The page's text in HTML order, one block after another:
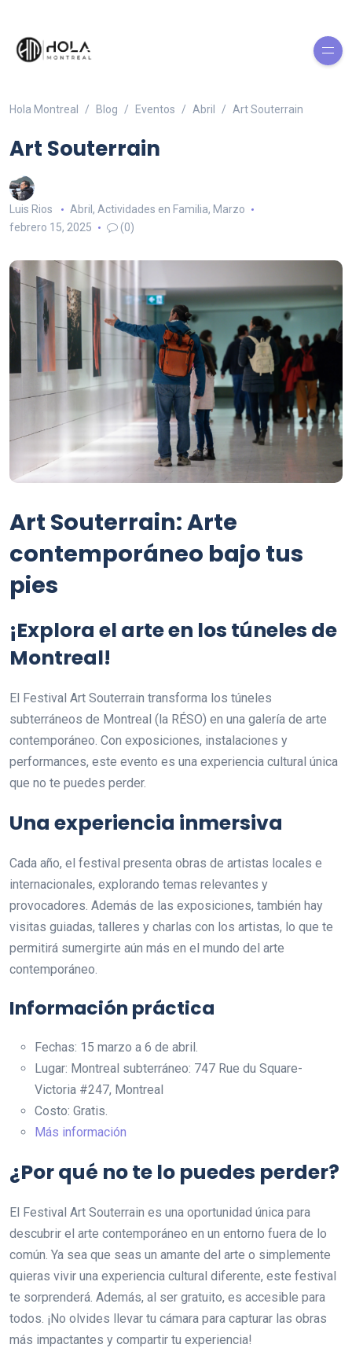
Hola Montreal Blog Eventos Abril Art Souterrain
Art Souterrain
Luis Rios Abril , Actividades en Familia, Marzo
febrero 15, 2025
(0)
Art Souterrain: Arte
contemporáneo bajo tus
pies
¡Explora el arte en los túneles de
Montreal!
El Festival Art Souterrain transforma los túneles
subterráneos de Montreal (la RÉSO) en una galería de arte
contemporáneo. Con exposiciones, instalaciones y
performances, este evento es una experiencia cultural única
que no te puedes perder.
Una experiencia inmersiva
Cada año, el festival presenta obras de artistas locales e
internacionales, explorando temas relevantes y
provocadores. Además de las exposiciones, también hay
visitas guiadas, talleres y charlas con los artistas, lo que te
permitirá sumergirte aún más en el mundo del arte
contemporáneo.
Información práctica
Fechas: 15 marzo a 6 de abril.
Lugar: Montreal subterráneo: 747 Rue du Square-
Victoria #247, Montreal
Costo: Gratis.
Más información
¿Por qué no te lo puedes perder?
El Festival Art Souterrain es una oportunidad única para
descubrir el arte contemporáneo en un entorno fuera de lo
común. Ya sea que seas un amante del arte o simplemente
quieras vivir una experiencia cultural diferente, este festival
te sorprenderá. Además, al ser gratuito, es accesible para
todos. ¡No olvides llevar tu cámara para capturar las obras
más impactantes y compartir tu experiencia!